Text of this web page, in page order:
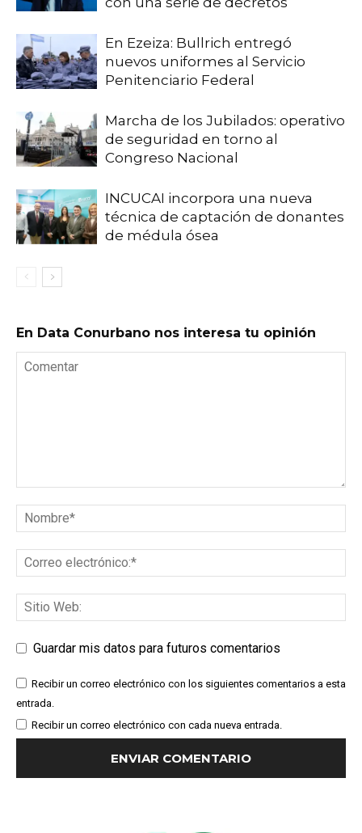
En Ezeiza: Bullrich entregó
nuevos uniformes al Servicio
Penitenciario Federal
Marcha de los Jubilados: operativo
de seguridad en torno al
Congreso Nacional
INCUCAI incorpora una nueva
técnica de captación de donantes
de médula ósea
En Data Conurbano nos interesa tu opinión
Guardar mis datos para futuros comentarios
Recibir un correo electrónico con los siguientes comentarios a esta
entrada.
Recibir un correo electrónico con cada nueva entrada.